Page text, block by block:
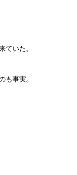
ていた。
も事実。